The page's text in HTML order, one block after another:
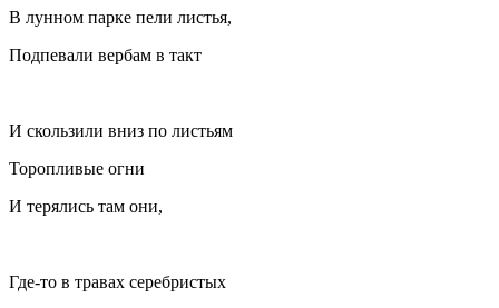
В лунном парке пели листья,
Подпевали вербам в такт
И скользили вниз по листьям
Торопливые огни
И терялись там они,
Где-то в травах серебристых